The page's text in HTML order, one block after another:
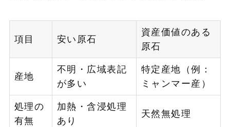
項目 安い原石
資産価値のある
原石
産地
不明・広域表記
が多い
特定産地（例：
ミャンマー産）
処理の
有無
加熱・含浸処理
あり
天然無処理